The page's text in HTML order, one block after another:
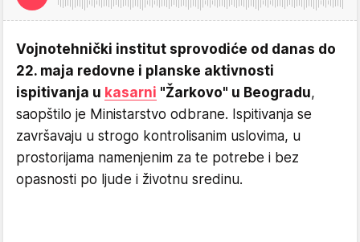
Vojnotehnički institut sprovodiće od danas do
22. maja redovne i planske aktivnosti
ispitivanja u kasarni "Žarkovo" u Beogradu,
saopštilo je Ministarstvo odbrane. Ispitivanja se
završavaju u strogo kontrolisanim uslovima, u
prostorijama namenjenim za te potrebe i bez
opasnosti po ljude i životnu sredinu.